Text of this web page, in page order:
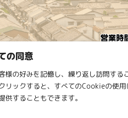
の同意
様の好みを記憶し、繰り返し訪問す
リックすると、すべてのCookieの使
供することもできます。
営業
※毎